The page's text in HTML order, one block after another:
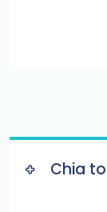
Chia